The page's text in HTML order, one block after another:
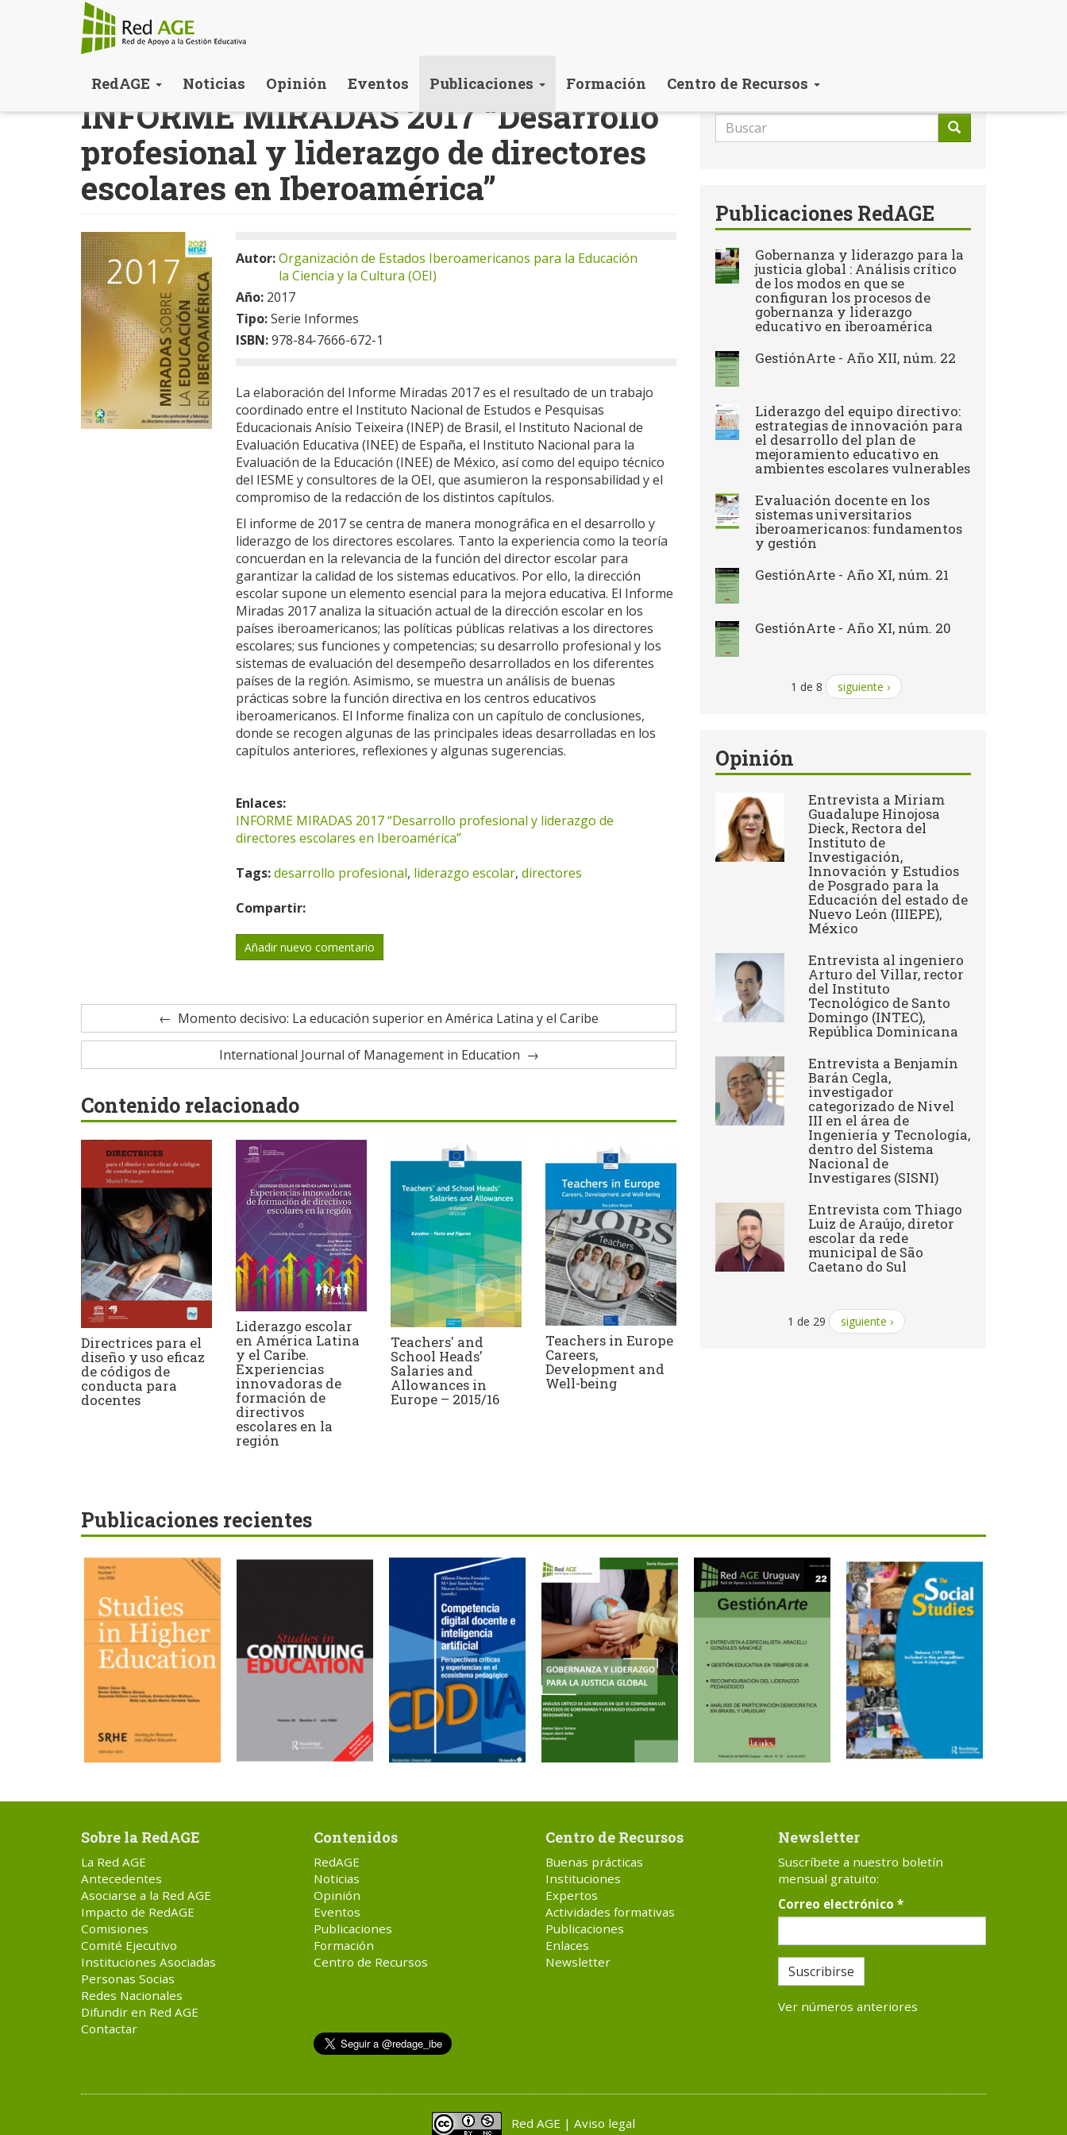
contenido
RedAGE Noticias Opinión Eventos Publicaciones Formación Centro de Recursos
INFORME MIRADAS 2017 “Desarrollo
profesional y liderazgo de directores
escolares en Iberoamérica”
Autor:Organización de Estados Iberoamericanos para la Educación
la Ciencia y la Cultura (OEI)
Año: 2017
Tipo:Serie Informes
ISBN:978-84-7666-672-1
La elaboración del Informe Miradas 2017 es el resultado de un trabajo
coordinado entre el Instituto Nacional de Estudos e Pesquisas
Educacionais Anísio Teixeira (INEP) de Brasil, el Instituto Nacional de
Evaluación Educativa (INEE) de España, el Instituto Nacional para la
Evaluación de la Educación (INEE) de México, así como del equipo técnico
del IESME y consultores de la OEI, que asumieron la responsabilidad y el
compromiso de la redacción de los distintos capítulos.
El informe de 2017 se centra de manera monográfica en el desarrollo y
liderazgo de los directores escolares. Tanto la experiencia como la teoría
concuerdan en la relevancia de la función del director escolar para
garantizar la calidad de los sistemas educativos. Por ello, la dirección
escolar supone un elemento esencial para la mejora educativa. El Informe
Miradas 2017 analiza la situación actual de la dirección escolar en los
países iberoamericanos; las políticas públicas relativas a los directores
escolares; sus funciones y competencias; su desarrollo profesional y los
sistemas de evaluación del desempeño desarrollados en los diferentes
países de la región. Asimismo, se muestra un análisis de buenas
prácticas sobre la función directiva en los centros educativos
iberoamericanos. El Informe finaliza con un capítulo de conclusiones,
donde se recogen algunas de las principales ideas desarrolladas en los
capítulos anteriores, reflexiones y algunas sugerencias.
Enlaces:
INFORME MIRADAS 2017 “Desarrollo profesional y liderazgo de
directores escolares en Iberoamérica”
Tags:desarrollo profesional, liderazgo escolar, directores
Compartir:
Añadir nuevo comentario
Momento decisivo: La educación superior en América Latina y el Caribe
International Journal of Management in Education
Contenido relacionado
Directrices para el
diseño y uso eficaz
de códigos de
conducta para
docentes
Liderazgo escolar
en América Latina
y el Caribe.
Experiencias
innovadoras de
formación de
directivos
escolares en la
región
Teachers' and
School Heads'
Salaries and
Allowances in
Europe – 2015/16
Teachers in Europe
Careers,
Development and
Well-being
Formulario
de
Publicaciones RedAGE
Gobernanza y liderazgo para la
justicia global : Análisis crítico
de los modos en que se
configuran los procesos de
gobernanza y liderazgo
educativo en iberoamérica
GestiónArte - Año XII, núm. 22
Liderazgo del equipo directivo:
estrategias de innovación para
el desarrollo del plan de
mejoramiento educativo en
ambientes escolares vulnerables
Evaluación docente en los
sistemas universitarios
iberoamericanos: fundamentos
y gestión
GestiónArte - Año XI, núm. 21
GestiónArte - Año XI, núm. 20
1 de 8 siguiente ›
Opinión
Entrevista a Miriam
Guadalupe Hinojosa
Dieck, Rectora del
Instituto de
Investigación,
Innovación y Estudios
de Posgrado para la
Educación del estado de
Nuevo León (IIIEPE),
México
Entrevista al ingeniero
Arturo del Villar, rector
del Instituto
Tecnológico de Santo
Domingo (INTEC),
República Dominicana
Entrevista a Benjamín
Barán Cegla,
investigador
categorizado de Nivel
III en el área de
Ingeniería y Tecnología,
dentro del Sistema
Nacional de
Investigares (SISNI)
Entrevista com Thiago
Luiz de Araújo, diretor
escolar da rede
municipal de São
Caetano do Sul
1 de 29 siguiente ›
Publicaciones recientes
Sobre la RedAGE
La Red AGE
Antecedentes
Asociarse a la Red AGE
Impacto de RedAGE
Comisiones
Comité Ejecutivo
Instituciones Asociadas
Personas Socias
Redes Nacionales
Difundir en Red AGE
Contactar
Contenidos
RedAGE
Noticias
Opinión
Eventos
Publicaciones
Formación
Centro de Recursos
Centro de Recursos
Buenas prácticas
Instituciones
Expertos
Actividades formativas
Publicaciones
Enlaces
Newsletter
Newsletter
Suscríbete a nuestro boletín
mensual gratuito:
Correo electrónico *
Suscribirse
Ver números anteriores
Red AGE | Aviso legal